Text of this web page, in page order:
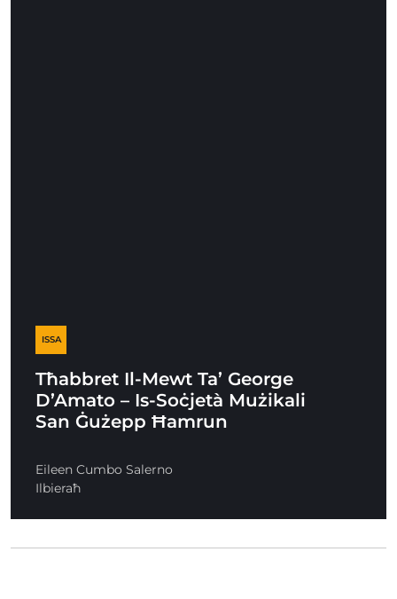
ISSA
Tħabbret Il-Mewt Ta’ George
D’Amato – Is-Soċjetà Mużikali
San Ġużepp Ħamrun
Eileen Cumbo Salerno
Ilbieraħ